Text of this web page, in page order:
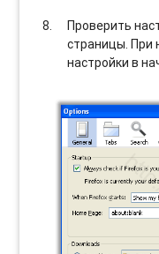
Проверить
страницы. При
настройки в